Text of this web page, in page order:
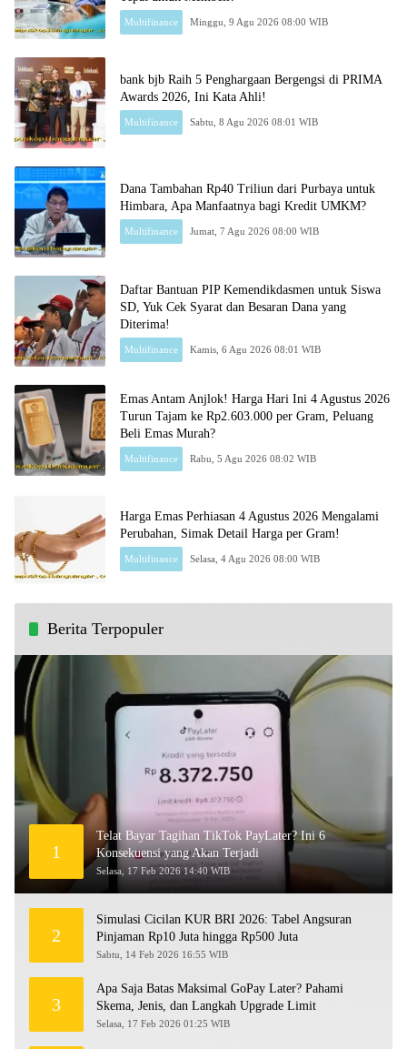
Multifinance Minggu, 9 Agu 2026 08:00 WIB
bank bjb Raih 5 Penghargaan Bergengsi di PRIMA
Awards 2026, Ini Kata Ahli!
Multifinance Sabtu, 8 Agu 2026 08:01 WIB
Dana Tambahan Rp40 Triliun dari Purbaya untuk
Himbara, Apa Manfaatnya bagi Kredit UMKM?
Multifinance Jumat, 7 Agu 2026 08:00 WIB
Daftar Bantuan PIP Kemendikdasmen untuk Siswa
SD, Yuk Cek Syarat dan Besaran Dana yang
Diterima!
Multifinance Kamis, 6 Agu 2026 08:01 WIB
Emas Antam Anjlok! Harga Hari Ini 4 Agustus 2026
Turun Tajam ke Rp2.603.000 per Gram, Peluang
Beli Emas Murah?
Multifinance Rabu, 5 Agu 2026 08:02 WIB
Harga Emas Perhiasan 4 Agustus 2026 Mengalami
Perubahan, Simak Detail Harga per Gram!
Multifinance Selasa, 4 Agu 2026 08:00 WIB
Berita Terpopuler
1
Telat Bayar Tagihan TikTok PayLater? Ini 6
Konsekuensi yang Akan Terjadi
Selasa, 17 Feb 2026 14:40 WIB
2
Simulasi Cicilan KUR BRI 2026: Tabel Angsuran
Pinjaman Rp10 Juta hingga Rp500 Juta
Sabtu, 14 Feb 2026 16:55 WIB
3
Apa Saja Batas Maksimal GoPay Later? Pahami
Skema, Jenis, dan Langkah Upgrade Limit
Selasa, 17 Feb 2026 01:25 WIB